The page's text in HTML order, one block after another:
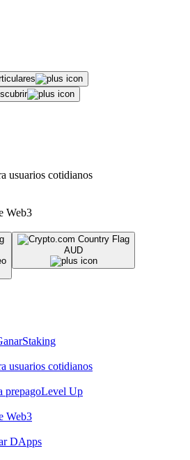
usuarios cotidianos
Web3
AUD
Staking
usuarios cotidianos
prepagoLevel Up
Web3
DApps